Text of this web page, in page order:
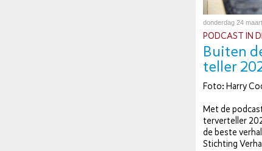
donderdag 24
PODCAST IN
Buiten
tel­ler
Foto: Harry
Met de
ter­ver­tel­ler
de beste
Stichting